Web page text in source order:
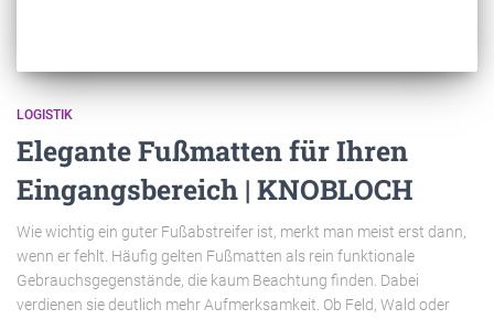
LOGISTIK
Elegante Fußmatten für Ihren
Eingangsbereich | KNOBLOCH
Wie wichtig ein guter Fußabstreifer ist, merkt man meist erst dann,
wenn er fehlt. Häufig gelten Fußmatten als rein funktionale
Gebrauchsgegenstände, die kaum Beachtung finden. Dabei
verdienen sie deutlich mehr Aufmerksamkeit. Ob Feld, Wald oder